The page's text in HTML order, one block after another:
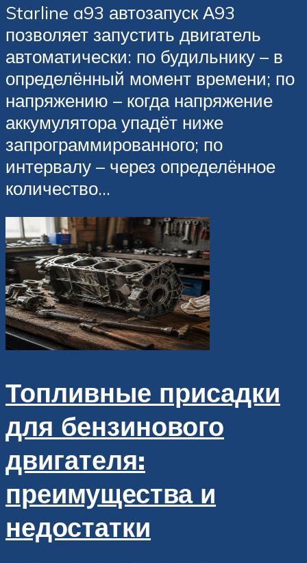
Starline a93 автозапуск А93
позволяет запустить двигатель
автоматически: по будильнику – в
определённый момент времени; по
напряжению – когда напряжение
аккумулятора упадёт ниже
запрограммированного; по
интервалу – через определённое
количество...
Топливные присадки
для бензинового
двигателя:
преимущества и
недостатки